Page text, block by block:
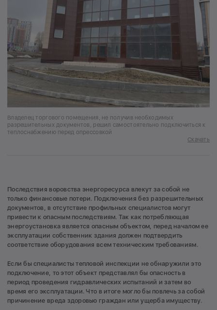
Владелец торгового помещения, не получив необходимых
разрешительных документов, решил самостоятельно подключиться к
теплоснабжению перед опрессовкой
Скачать
Последствия воровства энергоресурса влекут за собой не
только финансовые потери. Подключения без разрешительных
документов, в отсутствие профильных специалистов могут
привести к опасным последствиям. Так как потребляющая
энергоустановка является опасным объектом, перед началом ее
эксплуатации собственник здания должен подтвердить
соответствие оборудования всем техническим требованиям.
Если бы специалисты тепловой инспекции не обнаружили это
подключение, то этот объект представлял бы опасность в
период проведения гидравлических испытаний и затем во
время его эксплуатации. Что в итоге могло бы повлечь за собой
причинение вреда здоровью граждан или ущерба имуществу.